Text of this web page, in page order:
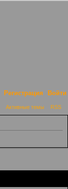
Регистрация Войти
Активные темы RSS